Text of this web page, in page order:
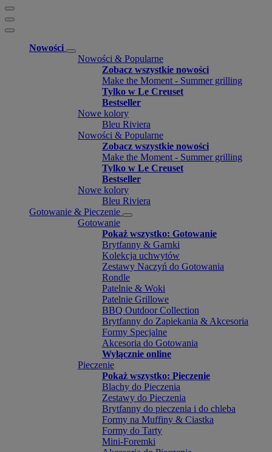
Nowości
Nowości & Popularne
Zobacz wszystkie nowości
Make the Moment - Summer grilling
Tylko w Le Creuset
Bestseller
Nowe kolory
Bleu Riviera
Nowości & Popularne
Zobacz wszystkie nowości
Make the Moment - Summer grilling
Tylko w Le Creuset
Bestseller
Nowe kolory
Bleu Riviera
Gotowanie & Pieczenie
Gotowanie
Pokaż wszystko: Gotowanie
Brytfanny & Garnki
Kolekcja uchwytów
Zestawy Naczyń do Gotowania
Rondle
Patelnie & Woki
Patelnie Grillowe
BBQ Outdoor Collection
Brytfanny do Zapiekania & Akcesoria
Formy Specjalne
Akcesoria do Gotowania
Wyłącznie online
Pieczenie
Pokaż wszystko: Pieczenie
Blachy do Pieczenia
Zestawy do Pieczenia
Brytfanny do pieczenia i do chleba
Formy na Muffiny & Ciastka
Formy do Tarty
Mini-Foremki